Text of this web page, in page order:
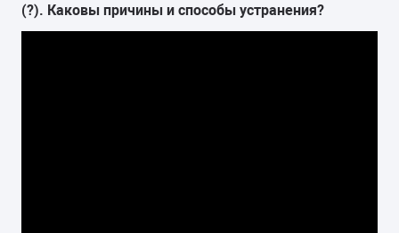
(?). Каковы причины и способы устранения?